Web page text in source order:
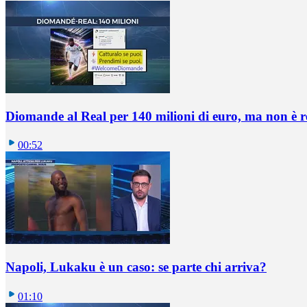
Diomande al Real per 140 milioni di euro, ma non è
00:52
Napoli, Lukaku è un caso: se parte chi arriva?
01:10